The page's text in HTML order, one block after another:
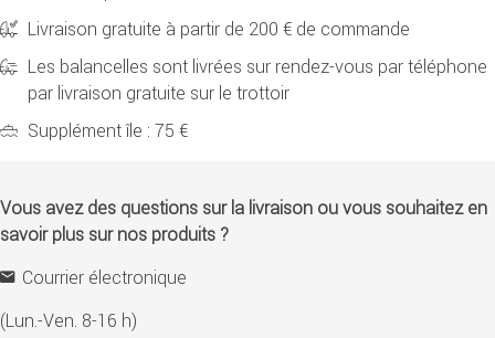
Livraison gratuite à partir de 200 € de commande
Les balancelles sont livrées sur rendez-vous par téléphone
par livraison gratuite sur le trottoir
Supplément île : 75 €
Vous avez des questions sur la livraison ou vous souhaitez en
savoir plus sur nos produits ?
Courrier électronique
(Lun.-Ven. 8-16 h)